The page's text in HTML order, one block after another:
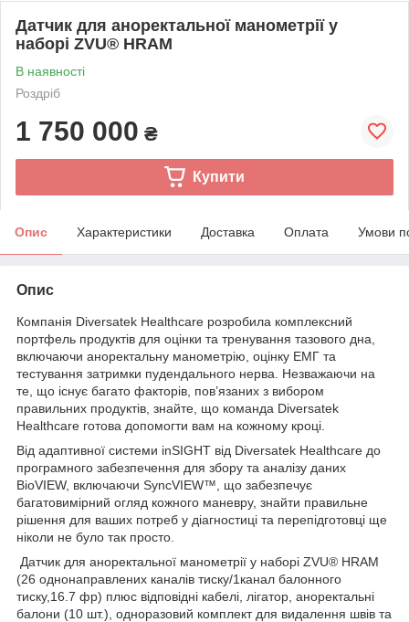
Датчик для аноректальної манометрії у
наборі ZVU® HRАM
В наявності
Роздріб
1 750 000 ₴
Купити
Опис Характеристики Доставка Оплата Умови
Опис
Компанія Diversatek Healthcare розробила комплексний
портфель продуктів для оцінки та тренування тазового дна,
включаючи аноректальну манометрію, оцінку ЕМГ та
тестування затримки пудендального нерва. Незважаючи на
те, що існує багато факторів, пов’язаних з вибором
правильних продуктів, знайте, що команда Diversatek
Healthcare готова допомогти вам на кожному кроці.
Від адаптивної системи inSIGHT від Diversatek Healthcare до
програмного забезпечення для збору та аналізу даних
BioVIEW, включаючи SyncVIEW™, що забезпечує
багатовимірний огляд кожного маневру, знайти правильне
рішення для ваших потреб у діагностиці та перепідготовці ще
ніколи не було так просто.
Датчик для аноректальної манометрії у наборі ZVU® HRАM
(26 однонаправлених каналів тиску/1канал балонного
тиску,16.7 фр) плюс відповідні кабелі, лігатор, аноректальні
балони (10 шт.), одноразовий комплект для видалення швів та